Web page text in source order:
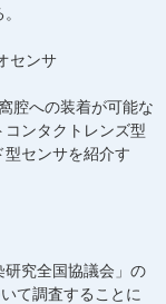
センサ
腔への装着が可能な
コンタクトレンズ型
センサを紹介す
研究全国協議会」の
て調査することに